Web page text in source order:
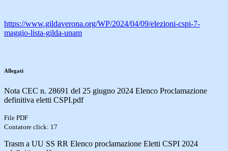
https://www.gildaverona.org/WP/2024/04/09/elezioni-cspi-7-
maggio-lista-gilda-unam
Allegati
Nota CEC n. 28691 del 25 giugno 2024 Elenco Proclamazione
definitiva eletti CSPI.pdf
File PDF
Contatore click: 17
Trasm a UU SS RR Elenco proclamazione Eletti CSPI 2024